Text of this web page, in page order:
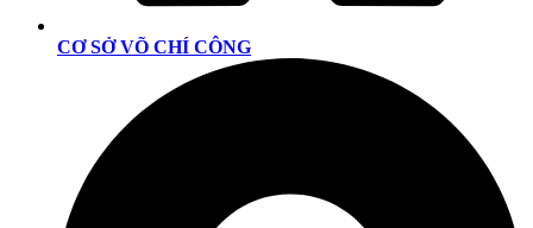
CƠ SỞ VÕ CHÍ CÔNG